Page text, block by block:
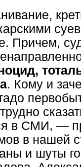
Причем,
. Кому и
в СМИ, —
в нашей
и шуты